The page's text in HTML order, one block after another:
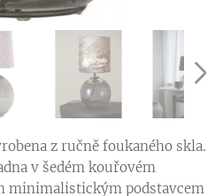
z ručně foukaného skla.
v šedém kouřovém
minimalistickým podstavcem